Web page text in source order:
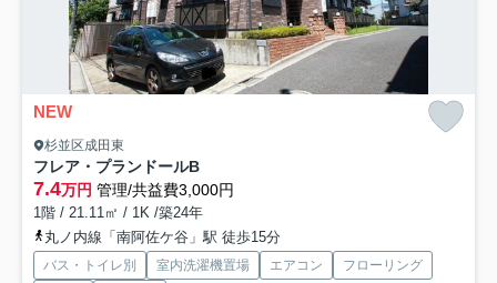
NEW
杉並区成田東
フレア・プランドールB
7.4万円 管理/共益費3,000円
1階 / 21.11㎡ / 1K /築24年
丸ノ内線「南阿佐ケ谷」駅 徒歩15分
バス・トイレ別 室内洗濯機置場 エアコン フローリング